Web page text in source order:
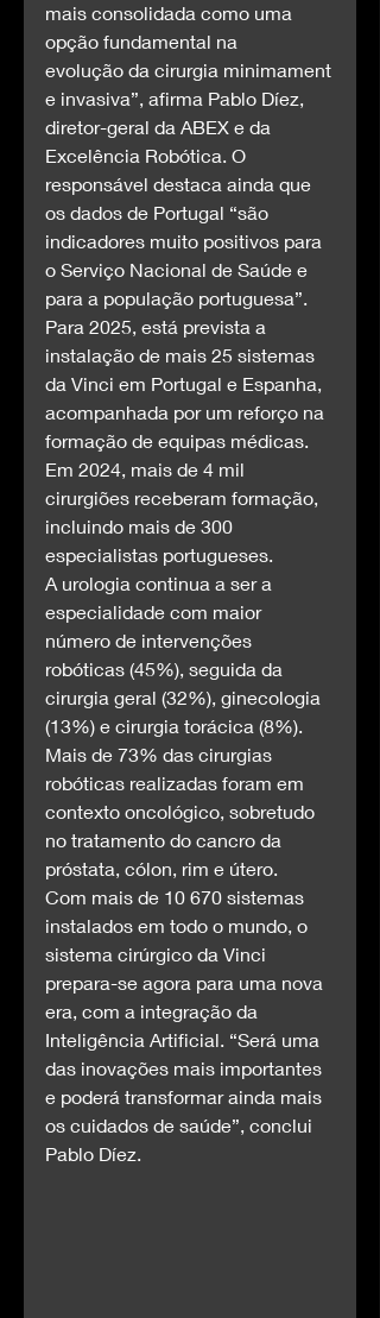
mais consolidada como uma
opção fundamental na
evolução da cirurgia minimament
e invasiva”, afirma Pablo Díez,
diretor-geral da ABEX e da
Excelência Robótica. O
responsável destaca ainda que
os dados de Portugal “são
indicadores muito positivos para
o Serviço Nacional de Saúde e
para a população portuguesa”.
Para 2025, está prevista a
instalação de mais 25 sistemas
da Vinci em Portugal e Espanha,
acompanhada por um reforço na
formação de equipas médicas.
Em 2024, mais de 4 mil
cirurgiões receberam formação,
incluindo mais de 300
especialistas portugueses.
A urologia continua a ser a
especialidade com maior
número de intervenções
robóticas (45%), seguida da
cirurgia geral (32%), ginecologia
(13%) e cirurgia torácica (8%).
Mais de 73% das cirurgias
robóticas realizadas foram em
contexto oncológico, sobretudo
no tratamento do cancro da
próstata, cólon, rim e útero.
Com mais de 10 670 sistemas
instalados em todo o mundo, o
sistema cirúrgico da Vinci
prepara-se agora para uma nova
era, com a integração da
Inteligência Artificial. “Será uma
das inovações mais importantes
e poderá transformar ainda mais
os cuidados de saúde”, conclui
Pablo Díez.